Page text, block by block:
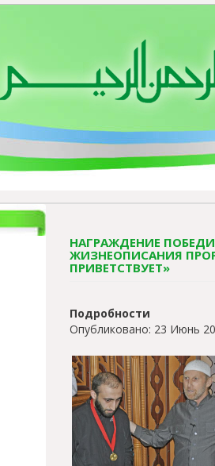
НАГРАЖДЕНИЕ
ЖИЗНЕОПИСАНИЯ
ПРИВЕТСТВУЕТ»
Подробности
Опубликовано: 23 Июнь